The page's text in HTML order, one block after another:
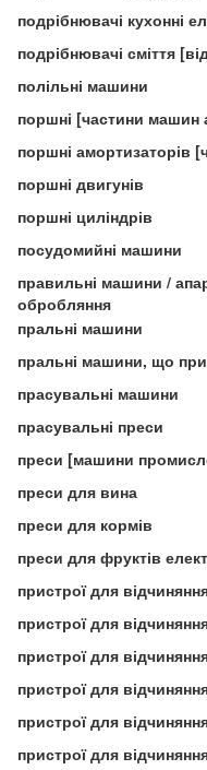
подрібнювачі кухонні
подрібнювачі сміття
полільні машини
поршні [частини машин
поршні амортизаторів
поршні двигунів
поршні циліндрів
посудомийні машини
правильні машини /
обробляння
пральні машини
пральні машини, що
прасувальні машини
прасувальні преси
преси [машини
преси для вина
преси для кормів
преси для фруктів
пристрої для
пристрої для
пристрої для
пристрої для
пристрої для
пристрої для